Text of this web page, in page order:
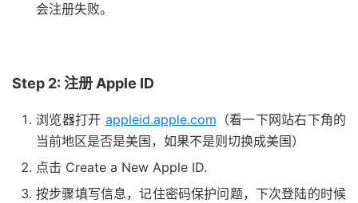
会注册失败。
Step 2: 注册 Apple ID
浏览器打开 appleid.apple.com （看一下网站右下角的
当前地区是否是美国，如果不是则切换成美国）
点击 Create a New Apple ID.
按步骤填写信息，记住密码保护问题，下次登陆的时候